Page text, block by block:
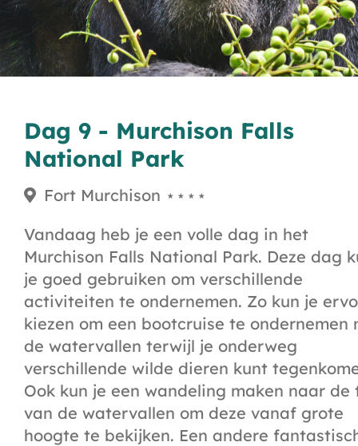
Dag 9 - Murchison Falls
National Park
Fort Murchison ⋆⋆⋆⋆
Vandaag heb je een volle dag in het
Murchison Falls National Park. Deze dag
je goed gebruiken om verschillende
activiteiten te ondernemen. Zo kun je
kiezen om een bootcruise te ondernemen
de watervallen terwijl je onderweg
verschillende wilde dieren kunt
Ook kun je een wandeling maken naar de
van de watervallen om deze vanaf grote
hoogte te bekijken. Een andere